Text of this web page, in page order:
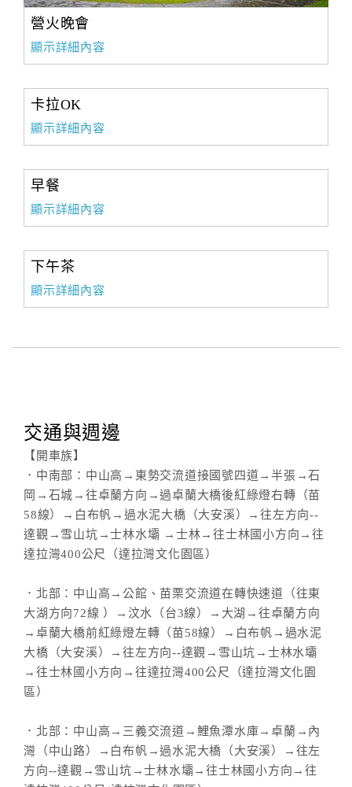
營火晚會
顯示詳細內容
卡拉OK
顯示詳細內容
早餐
顯示詳細內容
下午茶
顯示詳細內容
交通與週邊
【開車族】
．中南部：中山高→東勢交流道接國號四道→半張→石
岡→石城→往卓蘭方向→過卓蘭大橋後紅綠燈右轉（苗
58線）→白布帆→過水泥大橋（大安溪）→往左方向--
達觀→雪山坑→士林水壩 →士林→往士林國小方向→往
達拉灣400公尺（達拉灣文化園區）
．北部：中山高→公館、苗栗交流道在轉快速道（往東
大湖方向72線 ）→汶水（台3線）→大湖→往卓蘭方向
→卓蘭大橋前紅綠燈左轉（苗58線）→白布帆→過水泥
大橋（大安溪）→往左方向--達觀→雪山坑→士林水壩
→往士林國小方向→往達拉灣400公尺（達拉灣文化園
區）
．北部：中山高→三義交流道→鯉魚潭水庫→卓蘭→內
灣（中山路）→白布帆→過水泥大橋（大安溪）→往左
方向--達觀→雪山坑→士林水壩→往士林國小方向→往